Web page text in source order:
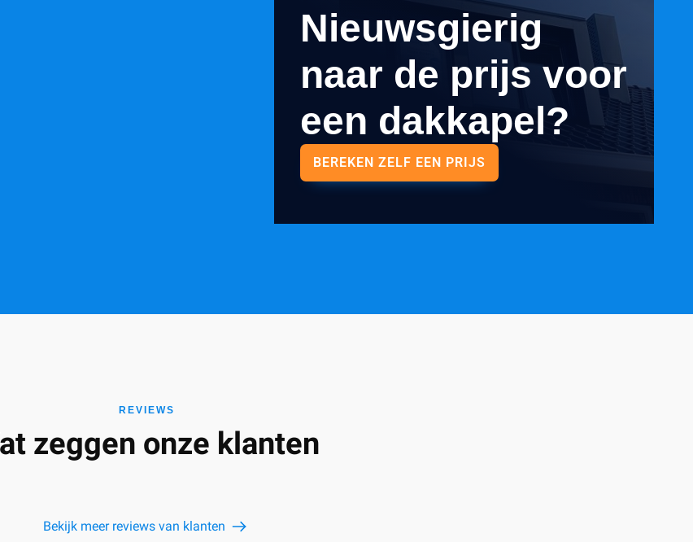
Nieuwsgierig
naar de prijs voor
een dakkapel?
BEREKEN ZELF EEN PRIJS
REVIEWS
zeggen onze klanten
Bekijk meer reviews van klanten